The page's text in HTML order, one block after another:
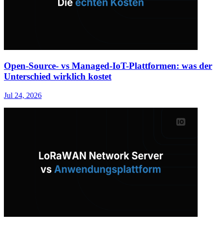
Open-Source- vs Managed-IoT-Plattformen: was der
Unterschied wirklich kostet
Jul 24, 2026